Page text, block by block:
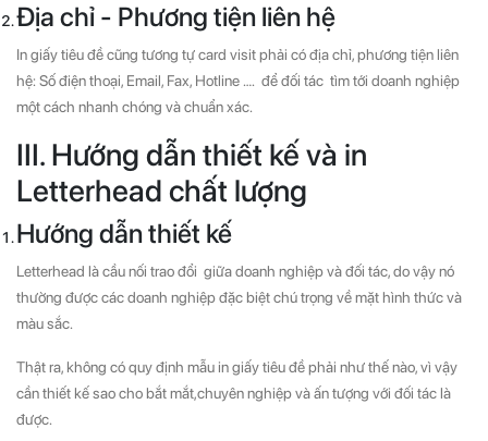
Địa chỉ - Phương tiện liên hệ
In giấy tiêu đề cũng tương tự card visit phải có địa chỉ, phương tiện liên
hệ: Số điện thoại, Email, Fax, Hotline …. để đối tác tìm tới doanh nghiệp
một cách nhanh chóng và chuẩn xác.
III. Hướng dẫn thiết kế và in
Letterhead chất lượng
Hướng dẫn thiết kế
Letterhead là cầu nối trao đổi giữa doanh nghiệp và đối tác, do vậy nó
thường được các doanh nghiệp đặc biệt chú trọng về mặt hình thức và
màu sắc.
Thật ra, không có quy định mẫu in giấy tiêu đề phải như thế nào, vì vậy
cần thiết kế sao cho bắt mắt,chuyên nghiệp và ấn tượng với đối tác là
được.